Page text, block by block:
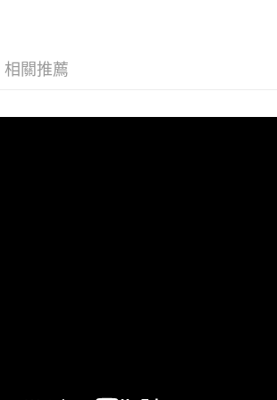
相關推薦